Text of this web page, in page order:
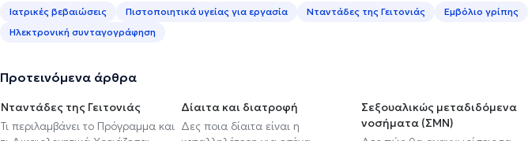
Ιατρικές βεβαιώσεις Πιστοποιητικά υγείας για εργασία Νταντάδες της Γειτονιάς
Εμβόλιο γρίπης
Ηλεκτρονική συνταγογράφηση
Προτεινόμενα άρθρα
Νταντάδες της Γειτονιάς
Τι περιλαμβάνει το Πρόγραμμα και
Δίαιτα και διατροφή
Δες ποια δίαιτα είναι η
Σεξουαλικώς μεταδιδόμενα
νοσήματα (ΣΜΝ)